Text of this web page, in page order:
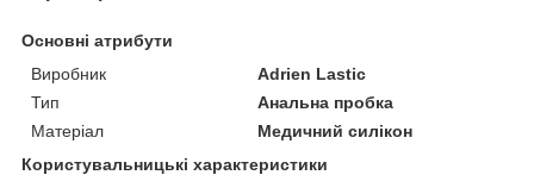
Основні атрибути
Виробник
Adrien Lastic
Тип
Анальна пробка
Матеріал
Медичний силікон
Користувальницькі характеристики